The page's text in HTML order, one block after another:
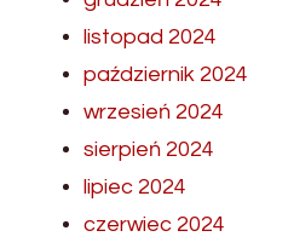
listopad 2024
październik 2024
wrzesień 2024
sierpień 2024
lipiec 2024
czerwiec 2024